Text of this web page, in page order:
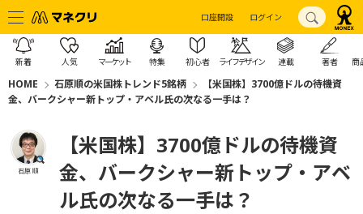
口座開設 ログイン
新着 人気 マーケット 特集 初心者 ライフデザイン 連載 著者 商
HOME 石原順の米国株トレンド5銘柄
【米国株】3700億ドルの待機資
金、バークシャー新トップ・アベル氏の次なる一手は？
石原 順
【米国株】3700億ドルの待機資
金、バークシャー新トップ・アベ
ル氏の次なる一手は？